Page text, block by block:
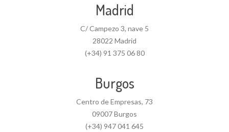
Madrid
C/ Campezo 3, nave 5
28022 Madrid
(+34) 91 375 06 80
Burgos
Centro de Empresas, 73
09007 Burgos
(+34) 947 041 645